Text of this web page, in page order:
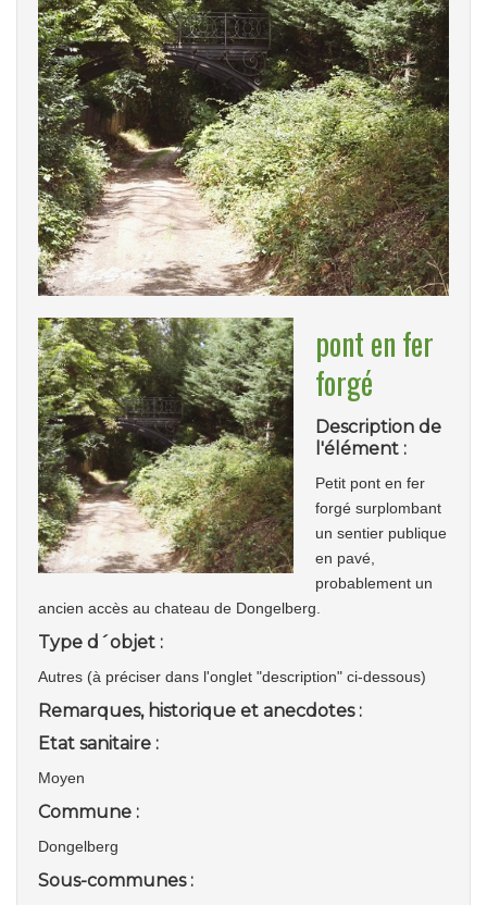
pont en fer
forgé
Description de
l'élément :
Petit pont en fer
forgé surplombant
un sentier publique
en pavé,
probablement un
ancien accès au chateau de Dongelberg.
Type d´objet :
Autres (à préciser dans l'onglet "description" ci-dessous)
Remarques, historique et anecdotes :
Etat sanitaire :
Moyen
Commune :
Dongelberg
Sous-communes :